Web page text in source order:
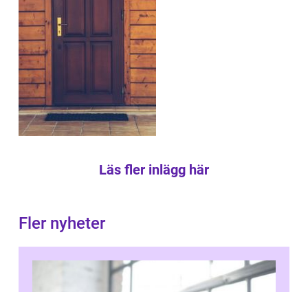
Läs fler inlägg här
Fler nyheter